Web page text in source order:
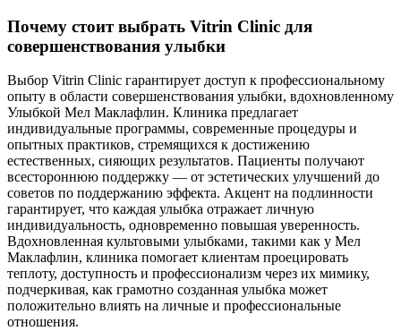
Почему стоит выбрать Vitrin Clinic для
совершенствования улыбки
Выбор Vitrin Clinic гарантирует доступ к профессиональному
опыту в области совершенствования улыбки, вдохновленному
Улыбкой Мел Маклафлин. Клиника предлагает
индивидуальные программы, современные процедуры и
опытных практиков, стремящихся к достижению
естественных, сияющих результатов. Пациенты получают
всестороннюю поддержку — от эстетических улучшений до
советов по поддержанию эффекта. Акцент на подлинности
гарантирует, что каждая улыбка отражает личную
индивидуальность, одновременно повышая уверенность.
Вдохновленная культовыми улыбками, такими как у Мел
Маклафлин, клиника помогает клиентам проецировать
теплоту, доступность и профессионализм через их мимику,
подчеркивая, как грамотно созданная улыбка может
положительно влиять на личные и профессиональные
отношения.